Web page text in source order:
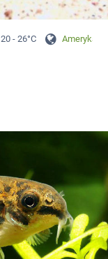
20 - 26°C Ameryka